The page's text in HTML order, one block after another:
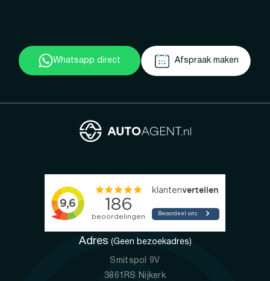
Whatsapp direct Afspraak maken
Adres (Geen bezoekadres)
Smitspol 9V
3861RS Nijkerk